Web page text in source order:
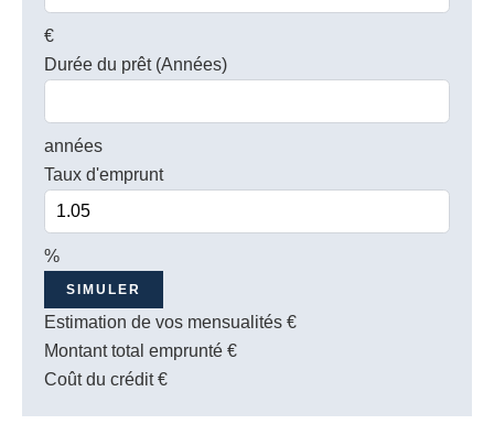
€
Durée du prêt (Années)
années
Taux d'emprunt
%
SIMULER
Estimation de vos mensualités €
Montant total emprunté €
Coût du crédit€